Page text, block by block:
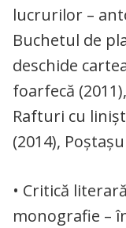
lucrurilor –
Buchetul de
deschide
foarfecă
Rafturi cu
(2014),
• Critică
monografie –